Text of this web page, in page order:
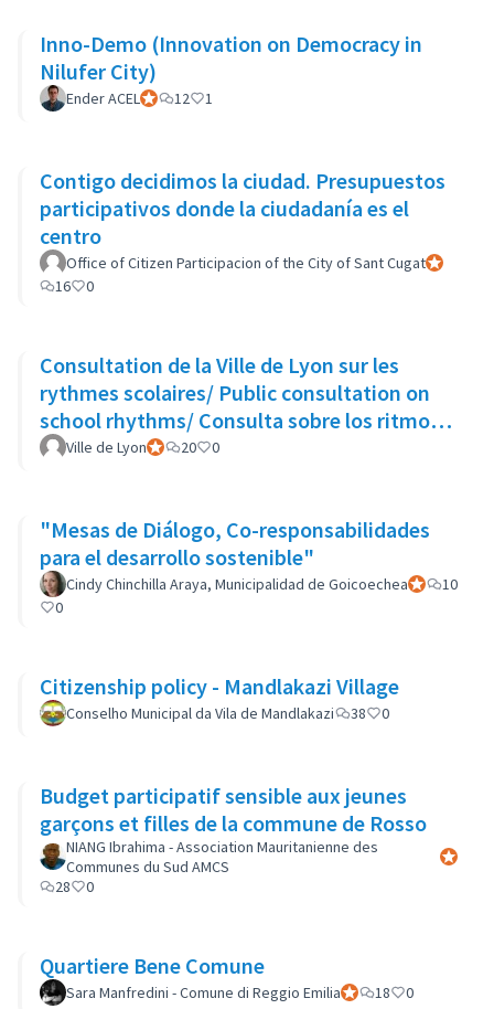
Inno-Demo (Innovation on Democracy in
Nilufer City)
Ender ACELOfficial participant
12 1
Contigo decidimos la ciudad. Presupuestos
participativos donde la ciudadanía es el
centro
Office of Citizen Participacion of the City of Sant CugatOfficial
16
0
Consultation de la Ville de Lyon sur les
rythmes scolaires/ Public consultation on
school rhythms/ Consulta sobre los ritmos
escolares
Ville de LyonOfficial participant
20 0
"Mesas de Diálogo, Co-responsabilidades
para el desarrollo sostenible"
Cindy Chinchilla Araya, Municipalidad de GoicoecheaOfficial
10
0
Citizenship policy - Mandlakazi Village
Conselho Municipal da Vila de Mandlakazi 38 0
Budget participatif sensible aux jeunes
garçons et filles de la commune de Rosso
NIANG Ibrahima - Association Mauritanienne des
Communes du Sud AMCS
Official
28
0
Quartiere Bene Comune
Sara Manfredini - Comune di Reggio EmiliaOfficial participant
18 0